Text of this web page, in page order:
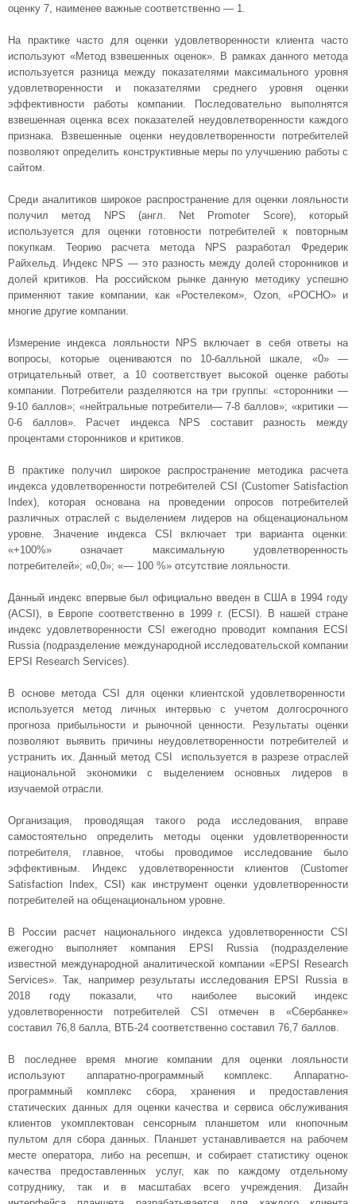
оценку 7, наименее важные соответственно — 1.
На практике часто для оценки удовлетворенности клиента часто
используют «Метод взвешенных оценок». В рамках данного метода
используется разница между показателями максимального уровня
удовлетворенности и показателями среднего уровня оценки
эффективности работы компании. Последовательно выполнятся
взвешенная оценка всех показателей неудовлетворенности каждого
признака. Взвешенные оценки неудовлетворенности потребителей
позволяют определить конструктивные меры по улучшению работы с
сайтом.
Среди аналитиков широкое распространение для оценки лояльности
получил метод NPS (англ. Net Promoter Score), который
используется для оценки готовности потребителей к повторным
покупкам. Теорию расчета метода NPS разработал Фредерик
Райхельд. Индекс NPS — это разность между долей сторонников и
долей критиков. На российском рынке данную методику успешно
применяют такие компании, как «Ростелеком», Ozon, «РОСНО» и
многие другие компании.
Измерение индекса лояльности NPS включает в себя ответы на
вопросы, которые оцениваются по 10-балльной шкале, «0» —
отрицательный ответ, а 10 соответствует высокой оценке работы
компании. Потребители разделяются на три группы: «сторонники —
9-10 баллов»; «нейтральные потребители— 7-8 баллов»; «критики —
0-6 баллов». Расчет индекса NPS составит разность между
процентами сторонников и критиков.
В практике получил широкое распространение методика расчета
индекса удовлетворенности потребителей CSI (Customer Satisfaction
Index), которая основана на проведении опросов потребителей
различных отраслей с выделением лидеров на общенациональном
уровне. Значение индекса CSI включает три варианта оценки:
«+100%» означает максимальную удовлетворенность
потребителей»; «0,0»; «— 100 %» отсутствие лояльности.
Данный индекс впервые был официально введен в США в 1994 году
(ACSI), в Европе соответственно в 1999 г. (ЕCSI). В нашей стране
индекс удовлетворенности CSI ежегодно проводит компания EСSI
Russia (подразделение международной исследовательской компании
EPSI Research Services).
В основе метода CSI для оценки клиентской удовлетворенности
используется метод личных интервью с учетом долгосрочного
прогноза прибыльности и рыночной ценности. Результаты оценки
позволяют выявить причины неудовлетворенности потребителей и
устранить их. Данный метод CSI используется в разрезе отраслей
национальной экономики с выделением основных лидеров в
изучаемой отрасли.
Организация, проводящая такого рода исследования, вправе
самостоятельно определить методы оценки удовлетворенности
потребителя, главное, чтобы проводимое исследование было
эффективным. Индекс удовлетворенности клиентов (Customer
Satisfaction Index, CSI) как инструмент оценки удовлетворенности
потребителей на общенациональном уровне.
В России расчет национального индекса удовлетворенности CSI
ежегодно выполняет компания EPSI Russia (подразделение
известной международной аналитической компании «EPSI Research
Services». Так, например результаты исследования EPSI Russia в
2018 году показали, что наиболее высокий индекс
удовлетворенности потребителей CSI отмечен в «Сбербанке»
составил 76,8 балла, ВТБ-24 соответственно составил 76,7 баллов.
В последнее время многие компании для оценки лояльности
используют аппаратно-программный комплекс. Аппаратно-
программный комплекс сбора, хранения и предоставления
статических данных для оценки качества и сервиса обслуживания
клиентов укомплектован сенсорным планшетом или кнопочным
пультом для сбора данных. Планшет устанавливается на рабочем
месте оператора, либо на ресепшн, и собирает статистику оценок
качества предоставленных услуг, как по каждому отдельному
сотруднику, так и в масштабах всего учреждения. Дизайн